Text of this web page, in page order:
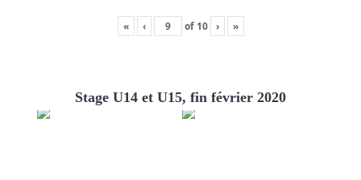
« ‹ of 10 › »
Stage U14 et U15, fin février 2020